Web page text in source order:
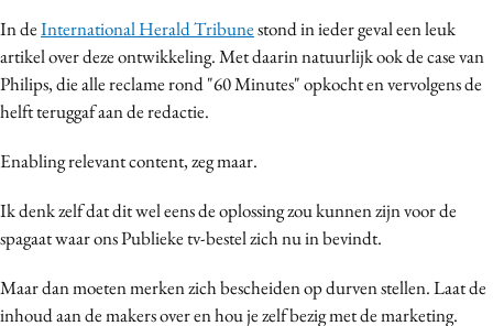
Reputatie & crisis
In deInternational Herald Tribunestond in ieder geval een leuk
artikel over deze ontwikkeling. Met daarin natuurlijk ook de case van
Philips, die alle reclame rond "60 Minutes" opkocht en vervolgens de
helft teruggaf aan de redactie.
Enabling relevant content, zeg maar.
Ik denk zelf dat dit wel eens de oplossing zou kunnen zijn voor de
spagaat waar ons Publieke tv-bestel zich nu in bevindt.
Maar dan moeten merken zich bescheiden op durven stellen. Laat de
inhoud aan de makers over en hou je zelf bezig met de marketing.